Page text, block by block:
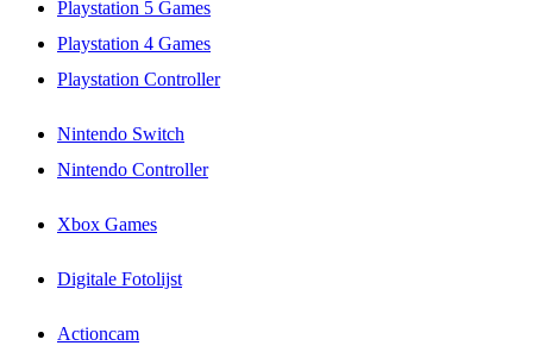
Playstation 5 Games
Playstation 4 Games
Playstation Controller
Nintendo Switch
Nintendo Controller
Xbox Games
Digitale Fotolijst
Actioncam